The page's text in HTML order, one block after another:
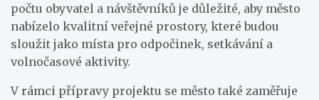
počtu obyvatel a návštěvníků je důležité, aby město
nabízelo kvalitní veřejné prostory, které budou
sloužit jako místa pro odpočinek, setkávání a
volnočasové aktivity.
V rámci přípravy projektu se město také zaměřuje